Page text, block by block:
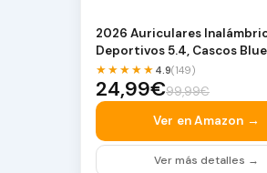
2026 Auriculares
Deportivos 5.4, Cascos
HiFi Estéreo | C…
★★★★★ 4.9(149)
24,99€99,99€
Ver en Amazon →
Ver más detalles →